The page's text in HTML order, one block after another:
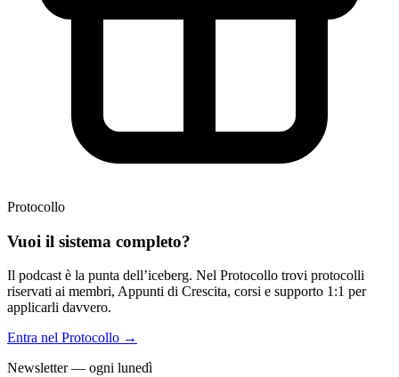
Protocollo
Vuoi il sistema completo?
Il podcast è la punta dell’iceberg. Nel Protocollo trovi protocolli
riservati ai membri, Appunti di Crescita, corsi e supporto 1:1 per
applicarli davvero.
Entra nel Protocollo →
Newsletter — ogni lunedì